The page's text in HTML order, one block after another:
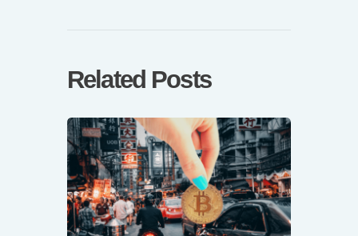
Related Posts